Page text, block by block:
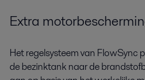
Extra
Het regelsysteem van FlowSync
de bezinktank naar de